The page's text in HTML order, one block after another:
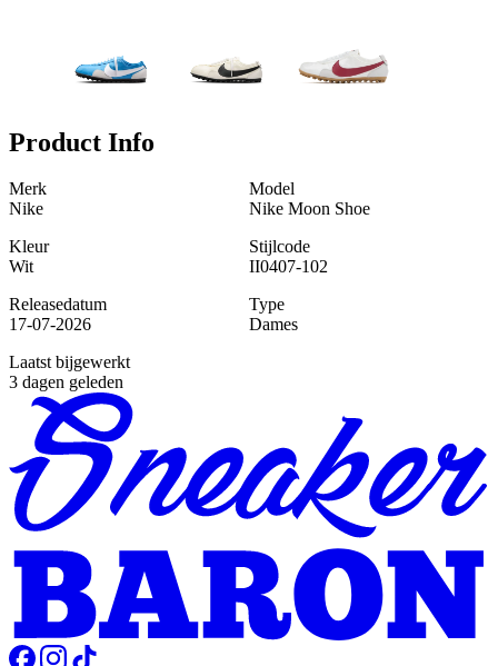
Product Info
Merk
Nike
Model
Nike Moon Shoe
Kleur
Wit
Stijlcode
II0407-102
Releasedatum
17-07-2026
Type
Dames
Laatst bijgewerkt
3 dagen geleden